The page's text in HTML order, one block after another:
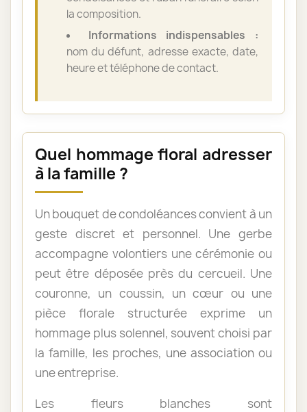
la composition.
Informations indispensables :
nom du défunt, adresse exacte, date,
heure et téléphone de contact.
Quel hommage floral adresser
à la famille ?
Un bouquet de condoléances convient à un
geste discret et personnel. Une gerbe
accompagne volontiers une cérémonie ou
peut être déposée près du cercueil. Une
couronne, un coussin, un cœur ou une
pièce florale structurée exprime un
hommage plus solennel, souvent choisi par
la famille, les proches, une association ou
une entreprise.
Les fleurs blanches sont